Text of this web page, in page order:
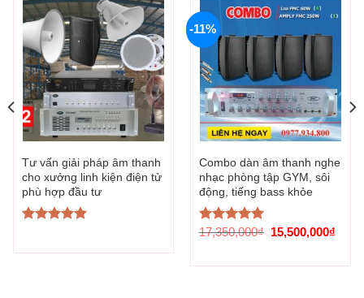
Tư vấn giải pháp âm thanh
cho xưởng linh kiện điện tử
phù hợp đầu tư
-11%
Combo dàn âm thanh nghe
nhạc phòng tập GYM, sôi
động, tiếng bass khỏe
Được xếp
17,350,000₫ Giá
17,350,000₫.
15,500,000₫
là: